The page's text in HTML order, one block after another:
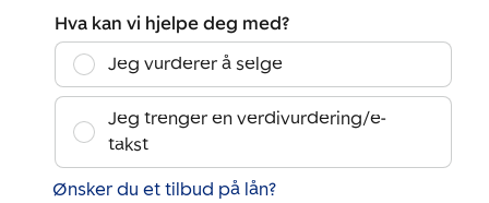
Hva kan vi hjelpe deg med?
Jeg vurderer å selge
Jeg trenger en verdivurdering/e-
takst
Ønsker du et tilbud på lån?